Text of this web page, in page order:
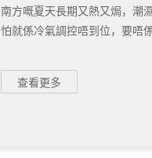
南方嘅夏天長期又熱又焗，潮
怕就係冷氣調控唔到位，要唔係
查看更多